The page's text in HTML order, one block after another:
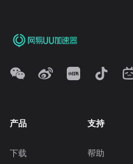
产品
下载
支持
帮助